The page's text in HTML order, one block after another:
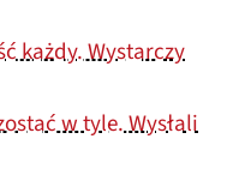
każdy. Wystarczy
w tyle. Wysłali